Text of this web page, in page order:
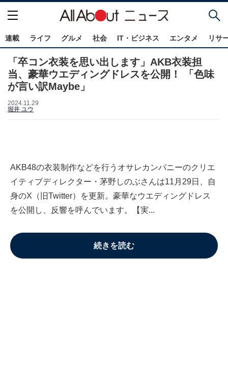
連載 ライフ グルメ 社会 IT・ビジネス エンタメ リサ
「卒コン衣装を思い出します」AKB衣装担
当、豪華ウエディングドレスを公開！ 「色味
が言い訳Maybe」
2024.11.29
堀井 ユウ
AKB48の衣装制作などを行うオサレカンパニーのクリエ
イティブディレクター・茅野しのぶさんは11月29日、自
身のX（旧Twitter）を更新。豪華なウエディングドレス
を公開し、反響を呼んでいます。【実...
続きを読む